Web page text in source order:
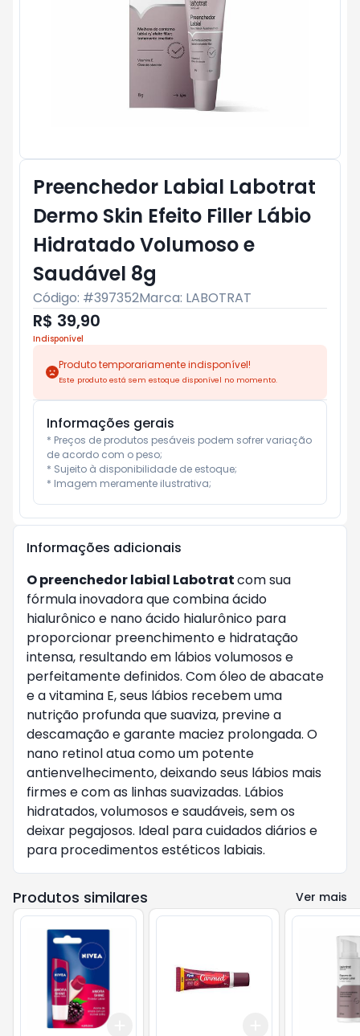
Preenchedor Labial Labotrat
Dermo Skin Efeito Filler Lábio
Hidratado Volumoso e
Saudável 8g
Código: #397352Marca: LABOTRAT
R$ 39,90
Indisponível
Produto temporariamente indisponível!
Este produto está sem estoque disponível no momento.
Informações gerais
* Preços de produtos pesáveis podem sofrer variação
de acordo com o peso;
* Sujeito à disponibilidade de estoque;
* Imagem meramente ilustrativa;
Informações adicionais
O preenchedor labial Labotratcom sua
fórmula inovadora que combina ácido
hialurônico e nano ácido hialurônico para
proporcionar preenchimento e hidratação
intensa, resultando em lábios volumosos e
perfeitamente definidos. Com óleo de abacate
e a vitamina E, seus lábios recebem uma
nutrição profunda que suaviza, previne a
descamação e garante maciez prolongada. O
nano retinol atua como um potente
antienvelhecimento, deixando seus lábios mais
firmes e com as linhas suavizadas. Lábios
hidratados, volumosos e saudáveis, sem os
deixar pegajosos. Ideal para cuidados diários e
para procedimentos estéticos labiais.
Produtos similares Ver mais
Add